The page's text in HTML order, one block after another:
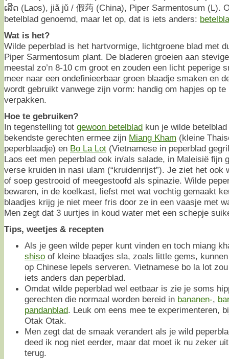
ເລີດ (Laos), jiǎ jǔ / 假蒟 (China), Piper Sarmentosum (L).
betelblad genoemd, maar let op, dat is iets anders:
Wat is het?
Wilde peperblad is het hartvormige, lichtgroene blad met
Piper Sarmentosum plant. De bladeren groeien aan
meestal zo’n 8-10 cm groot en zouden een licht peperige
meer naar een ondefinieerbaar groen blaadje smaken en
wordt gebruikt vanwege zijn vorm: handig om hapjes op
verpakken.
Hoe te gebruiken?
In tegenstelling tot gewoon betelblad kun je wilde
bekendste gerechten ermee zijn Miang Kham (kleine
peperblaadje) en Bo La Lot (Vietnamese in peperblad
Laos eet men peperblad ook in/als salade, in Maleisië fijn
verse kruiden in nasi ulam (“kruidenrijst”). Je ziet het ook
of soep gestrooid of meegestoofd als spinazie. Wilde
bewaren, in de koelkast, liefst met wat vochtig gemaakt
blaadjes krijg je niet meer fris door ze in een vaasje met
Men zegt dat 3 uurtjes in koud water met een schepje
Tips, weetjes & recepten
Als je geen wilde peper kunt vinden en toch miang
shiso of kleine blaadjes sla, zoals little gems,
op Chinese lepels serveren. Vietnamese bo la lot
iets anders dan peperblad.
Omdat wilde peperblad wel eetbaar is zie je soms
gerechten die normaal worden bereid in bananen-,
pandanblad. Leuk om eens mee te experimenteren,
Otak Otak.
Men zegt dat de smaak verandert als je wild
deed ik nog niet eerder, maar dat moet ik nu zeker
terug.